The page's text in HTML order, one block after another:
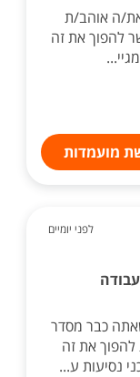
ה אוהב/ת
להפוך את זה
מועמדות
לפני יומיים
כבר מסדר
את זה
נסיעות ע...